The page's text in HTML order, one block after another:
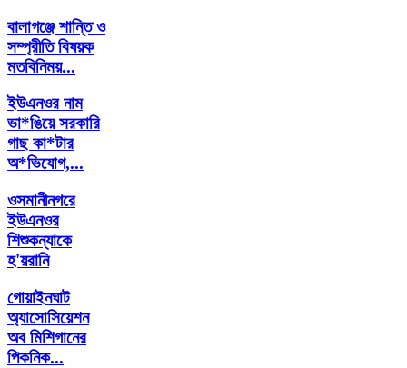
বালাগঞ্জে শান্তি ও
সম্প্রীতি বিষয়ক
মতবিনিময়...
ইউএনওর নাম
ভা*ঙিয়ে সরকারি
গাছ কা*টার
অ*ভিযোগ,...
ওসমানীনগরে
ইউএনওর
শিশুকন্যাকে
হ'য়রানি
গোয়াইনঘাট
অ্যাসোসিয়েশন
অব মিশিগানের
পিকনিক...